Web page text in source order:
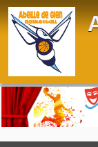
Panneau de